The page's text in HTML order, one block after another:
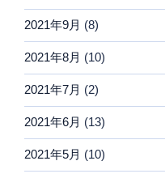
2021年9月 (8)
2021年8月 (10)
2021年7月 (2)
2021年6月 (13)
2021年5月 (10)